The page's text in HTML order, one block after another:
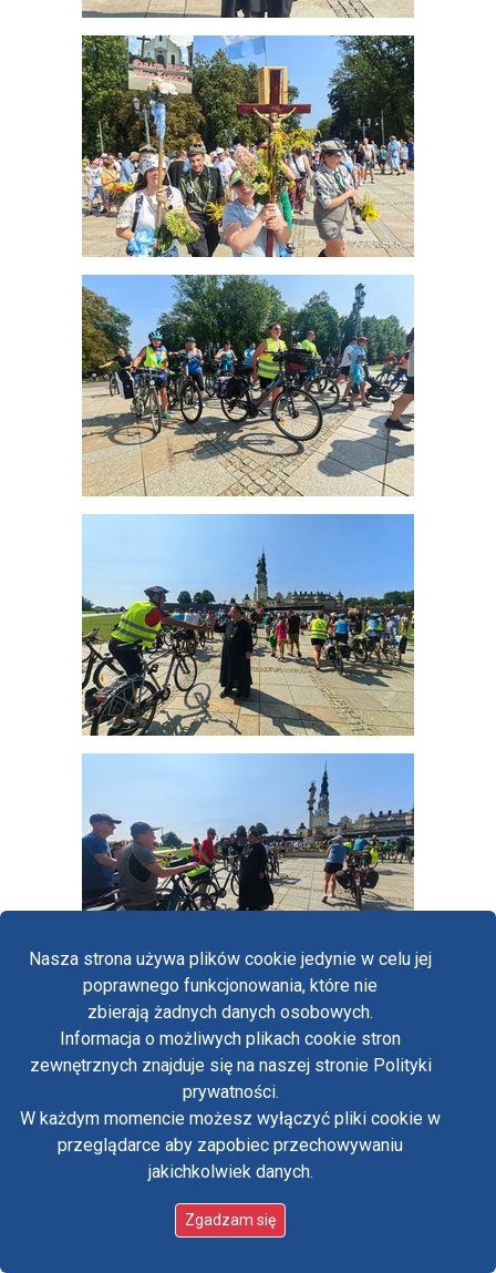
Nasza strona używa plików cookie jedynie w celu jej
poprawnego funkcjonowania, które nie
zbierają żadnych danych osobowych.
Informacja o możliwych plikach cookie stron
zewnętrznych znajduje się na naszej stronie Polityki
prywatności.
W każdym momencie możesz wyłączyć pliki cookie w
przeglądarce aby zapobiec przechowywaniu
jakichkolwiek danych.
Zgadzam się